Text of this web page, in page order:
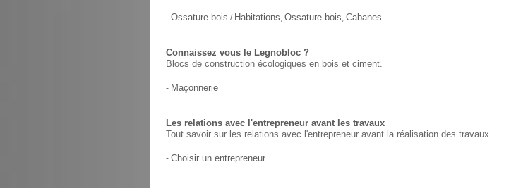
- Ossature-bois / Habitations, Ossature-bois, Cabanes
Connaissez vous le Legnobloc ?
Blocs de construction écologiques en bois et ciment.
- Maçonnerie
Les relations avec l'entrepreneur avant les travaux
Tout savoir sur les relations avec l'entrepreneur avant la réalisation des travaux.
- Choisir un entrepreneur